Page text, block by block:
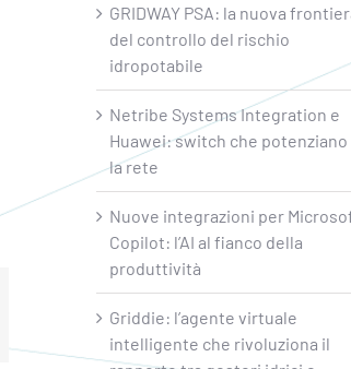
GRIDWAY PSA: la nuova
del controllo del rischio
idropotabile
Netribe Systems Integration e
Huawei: switch che potenziano
la rete
Nuove integrazioni per
Copilot: l’AI al fianco della
produttività
Griddie: l’agente virtuale
intelligente che rivoluziona il